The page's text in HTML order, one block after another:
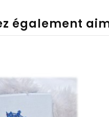
également